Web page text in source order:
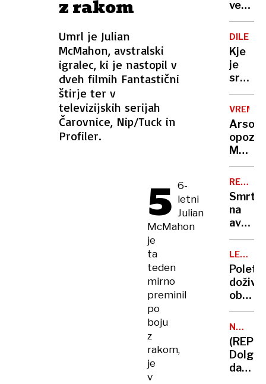
z rakom
Umrl je Julian
McMahon, avstralski
igralec, ki je nastopil v
dveh filmih Fantastični
štirje ter v
televizijskih serijah
Čarovnice, Nip/Tuck in
Profiler.
5 6-
letni
Julian
McMahon
je
ta
teden
mirno
preminil
po
boju
z
rakom,
je
v
njen
bori
za
več
dežela:
Kam
zdaj
DILEMA
Kje
je
V
Litvi
da
pri
njih.
10
drugih
se
ne
VREME
Arso
Možni
so
nalivi,
tudi
toča
ZLOČINI
OB
Smrt
na
v
golfu
našli
golega
ki so
ga
drugje
LETOS
ŽE
TRETJIČ
ob
na
vodi:
NA
Dolg
dan